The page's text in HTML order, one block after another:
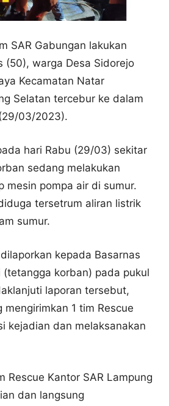
SAR Gabungan lakukan
(50), warga Desa Sidorejo
Kecamatan Natar
Selatan tercebur ke dalam
03/2023).
hari Rabu (29/03) sekitar
sedang melakukan
mesin pompa air di sumur.
tersetrum aliran listrik
sumur.
kepada Basarnas
(tetangga korban) pada pukul
laporan tersebut,
mengirimkan 1 tim Rescue
kejadian dan melaksanakan
Rescue Kantor SAR Lampung
dan langsung